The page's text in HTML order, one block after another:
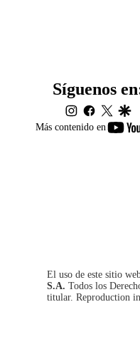
Más contenido en
Síguenos
instagram
facebook
twitter
El uso de este sitio
S.A. Todos los
titular. Reproduction